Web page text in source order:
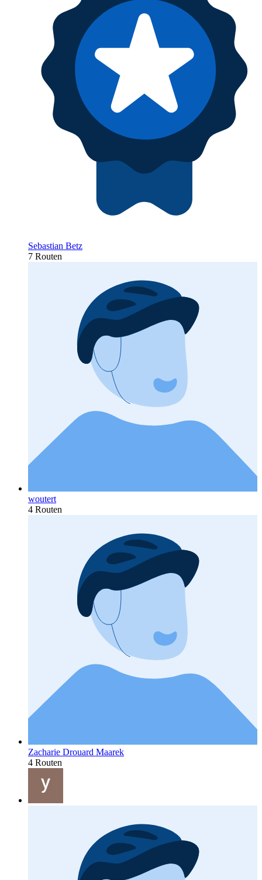
Sebastian Betz
7 Routen
woutert
4 Routen
Zacharie Drouard Maarek
4 Routen